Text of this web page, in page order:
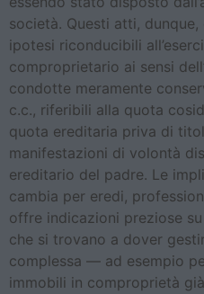
società. Questi atti,
ipotesi riconducibili
comproprietario ai sensi
condotte meramente
c.c., riferibili alla quota
quota ereditaria priva di
manifestazioni di volontà
ereditario del padre. Le
cambia per eredi,
offre indicazioni preziose
che si trovano a dover
complessa — ad esempio
immobili in comproprietà